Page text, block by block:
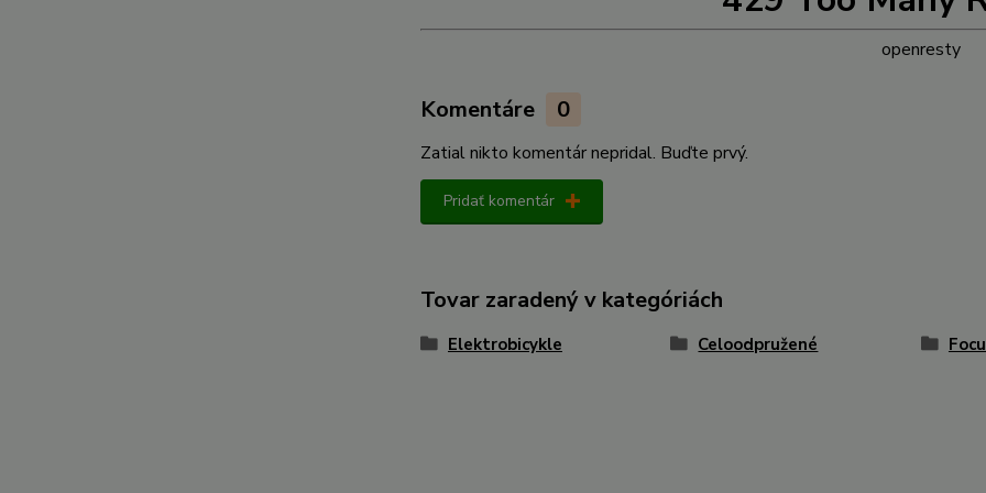
openresty
Komentáre 0
Zatial nikto komentár nepridal. Buďte prvý.
Pridať komentár
Tovar zaradený v kategóriách
Elektrobicykle Celoodpružené